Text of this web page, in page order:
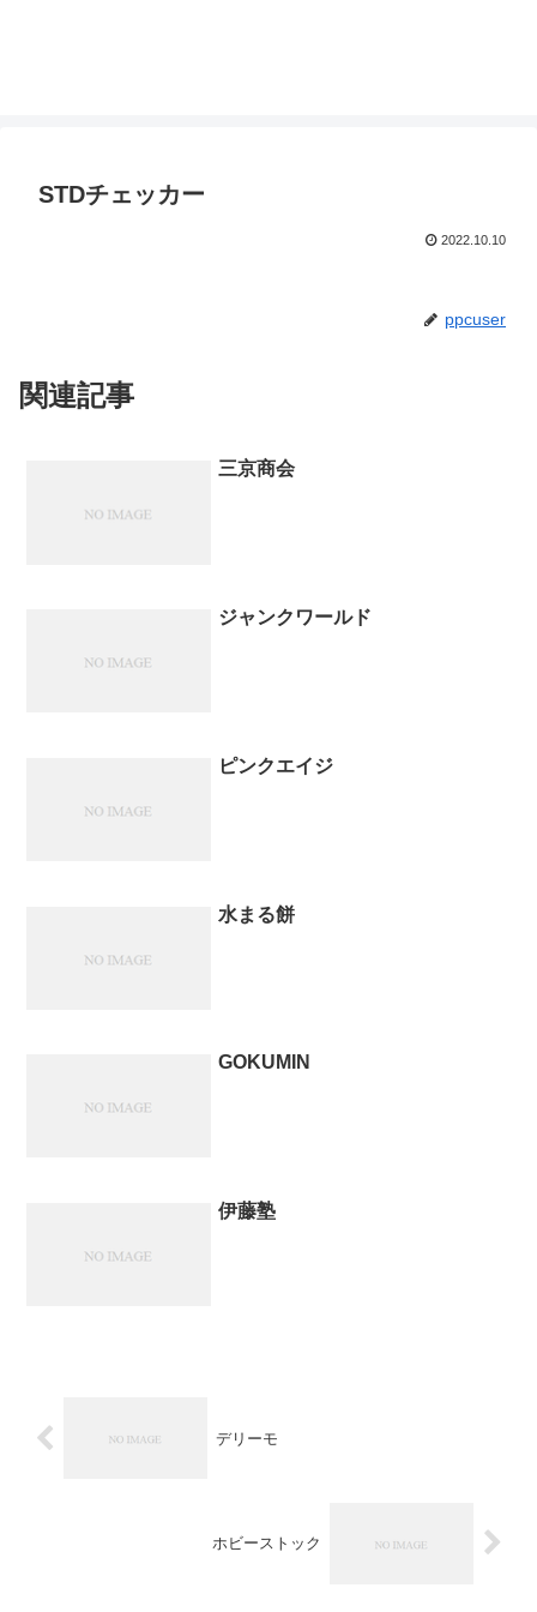
STDチェッカー
2022.10.10
ppcuser
関連記事
三京商会
ジャンクワールド
ピンクエイジ
水まる餅
GOKUMIN
伊藤塾
デリーモ
ホビーストック